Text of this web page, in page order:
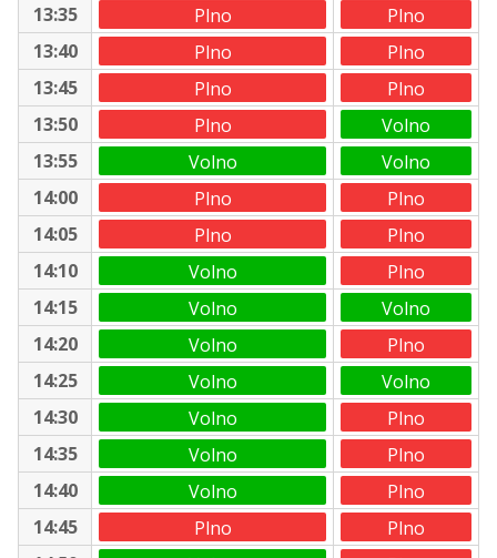
13:35
Plno
Plno
13:40
Plno
Plno
13:45
Plno
Plno
13:50
Plno
Volno
13:55
Volno
Volno
14:00
Plno
Plno
14:05
Plno
Plno
14:10
Volno
Plno
14:15
Volno
Volno
14:20
Volno
Plno
14:25
Volno
Volno
14:30
Volno
Plno
14:35
Volno
Plno
14:40
Volno
Plno
14:45
Plno
Plno